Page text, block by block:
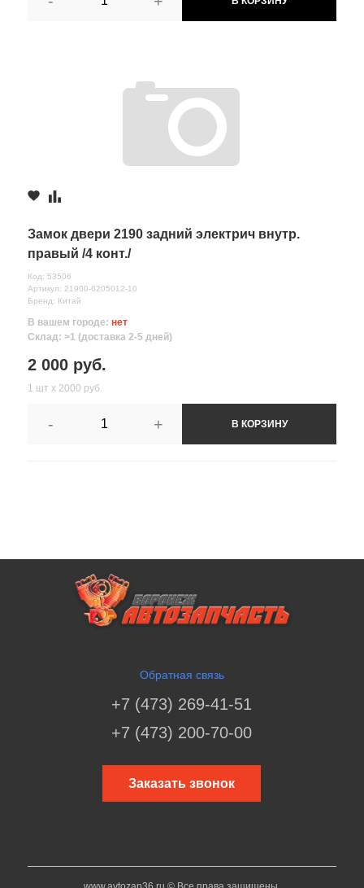
Замок двери 2190 задний электрич внутр.
правый /4 конт./
Код: 53506
Артикул: 21900-6205012-10
Бренд: Китай
В вашем городе: нет
Склад: >1 (доставка 2-5 дней)
2 000 руб.
1 шт х 2000 руб.
- + В КОРЗИНУ
Обратная связь
+7 (473) 269-41-51
+7 (473) 200-70-00
Заказать звонок